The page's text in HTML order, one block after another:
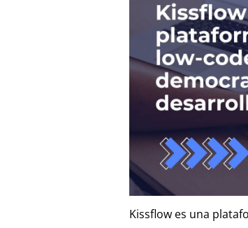
Kissflow es una